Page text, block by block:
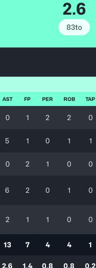
2.6
83to
AST FP PER ROB TAP
0 1 2 2 0
5 1 0 1 1
0 2 1 0 0
6 2 0 1 0
2 1 1 0 0
13 7 4 4 1
2.6 1.4 0.8 0.8 0.2